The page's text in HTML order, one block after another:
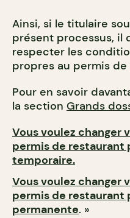
Ainsi, si le titulaire
présent processus, il
respecter les
propres au permis
Pour en savoir
la section Grands
Vous voulez changer
permis de restaurant
temporaire.
Vous voulez changer
permis de restaurant
permanente. »